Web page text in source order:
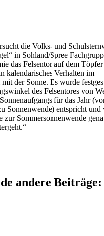
die Volks- und
in Sohland/Spree
das Felsentor auf dem
kalendarisches Verhalten im
mit der Sonne. Es wurde
des Felsentores von
für das Jahr
Sonnenwende) entspricht und
zur Sommersonnenwende
andere Beiträge: